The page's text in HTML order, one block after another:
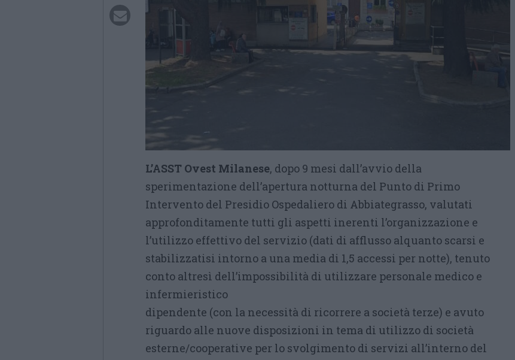
L’ASST Ovest Milanese, dopo 9 mesi dall’avvio della
sperimentazione dell’apertura notturna del Punto di Primo
Intervento del Presidio Ospedaliero di Abbiategrasso, valutati
approfonditamente tutti gli aspetti inerenti l’organizzazione e
l’utilizzo effettivo del servizio (dati di afflusso alquanto scarsi e
stabilizzatisi intorno a una media di 1,5 accessi per notte), tenuto
conto altresì dell’impossibilità di utilizzare personale medico e
infermieristico
dipendente (con la necessità di ricorrere a società terze) e avuto
riguardo alle nuove disposizioni in tema di utilizzo di società
esterne/cooperative per lo svolgimento di servizi all’interno del
Gli Ambulanti di Forte dei Marmi® ...